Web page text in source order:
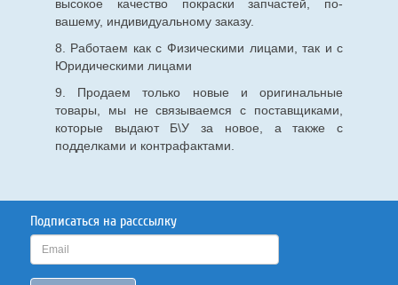
высокое качество покраски запчастей, по-
вашему, индивидуальному заказу.
8. Работаем как с Физическими лицами, так и с
Юридическими лицами
9. Продаем только новые и оригинальные
товары, мы не связываемся с поставщиками,
которые выдают Б\У за новое, а также с
подделками и контрафактами.
Подписаться на расссылку